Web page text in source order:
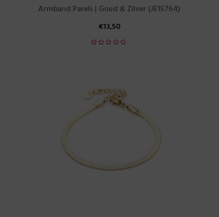
Armband Parels | Goud & Zilver (JE15764)
€13,50